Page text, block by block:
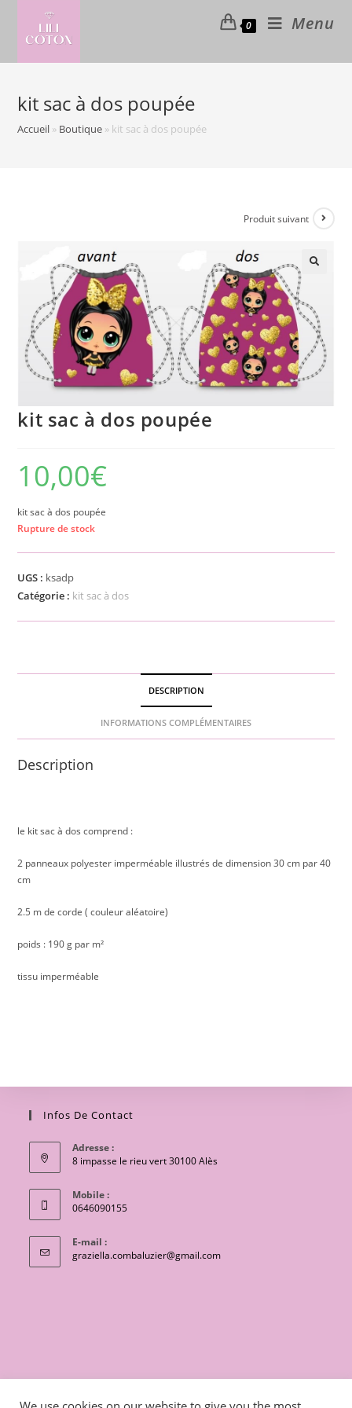
content
0 Menu
kit sac à dos poupée
Accueil » Boutique » kit sac à dos poupée
Produit suivant
kit sac à dos poupée
10,00€
kit sac à dos poupée
Rupture de stock
UGS : ksadp
Catégorie : kit sac à dos
DESCRIPTION
INFORMATIONS COMPLÉMENTAIRES
Description
le kit sac à dos comprend :
2 panneaux polyester imperméable illustrés de dimension 30 cm par 40
cm
2.5 m de corde ( couleur aléatoire)
poids : 190 g par m²
tissu imperméable
Infos De Contact
Adresse :
8 impasse le rieu vert 30100 Alès
Mobile :
0646090155
E-mail :
graziella.combaluzier@gmail.comS’ouvre
CONTACT Conditions générales de vente